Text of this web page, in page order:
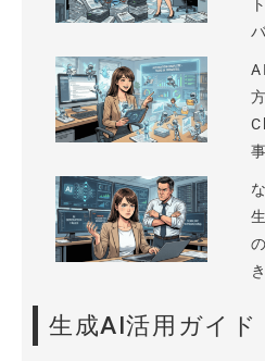
生成AI活用ガイド